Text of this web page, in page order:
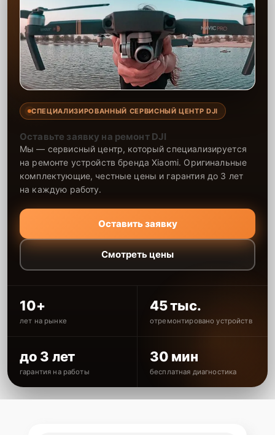
СПЕЦИАЛИЗИРОВАННЫЙ СЕРВИСНЫЙ ЦЕНТР DJI
Оставьте заявку на ремонт DJI
Мы — сервисный центр, который специализируется
на ремонте устройств бренда Xiaomi. Оригинальные
комплектующие, честные цены и гарантия до 3 лет
на каждую работу.
Оставить заявку
Смотреть цены
10+
лет на рынке
45 тыс.
отремонтировано устройств
до 3 лет
гарантия на работы
30 мин
бесплатная диагностика